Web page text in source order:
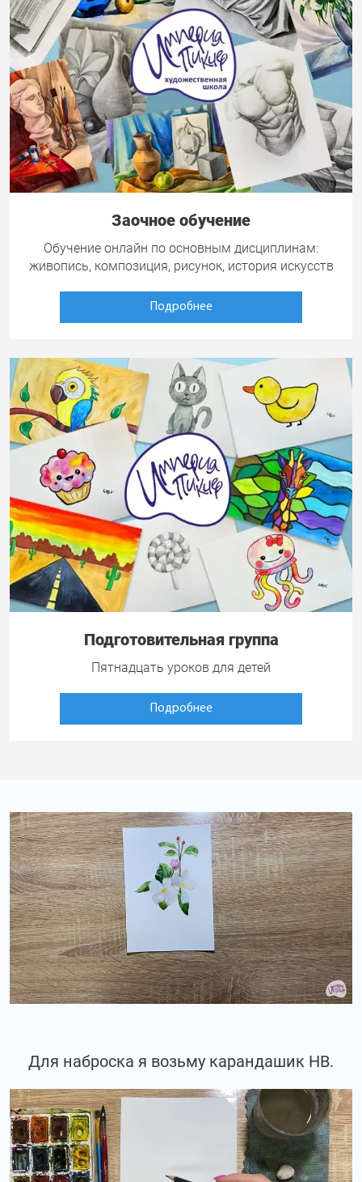
Заочное обучение
Обучение онлайн по основным дисциплинам:
живопись, композиция, рисунок, история искусств
Подробнее
Подготовительная группа
Пятнадцать уроков для детей
Подробнее
Для наброска я возьму карандашик НВ.